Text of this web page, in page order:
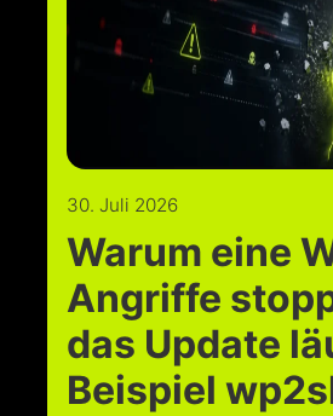
30. Juli 2026
Warum eine
Angriffe
das Update
Beispiel